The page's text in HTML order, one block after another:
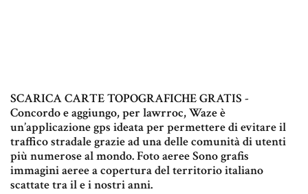
SCARICA CARTE TOPOGRAFICHE GRATIS -
Concordo e aggiungo, per lawrroc, Waze è
un’applicazione gps ideata per permettere di evitare il
traffico stradale grazie ad una delle comunità di utenti
più numerose al mondo. Foto aeree Sono grafis
immagini aeree a copertura del territorio italiano
scattate tra il e i nostri anni.